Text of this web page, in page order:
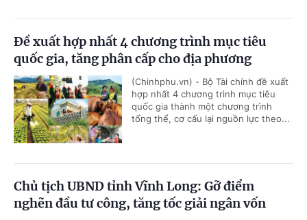
Đề xuất hợp nhất 4 chương trình mục tiêu
quốc gia, tăng phân cấp cho địa phương
(Chinhphu.vn) - Bộ Tài chính đề xuất
hợp nhất 4 chương trình mục tiêu
quốc gia thành một chương trình
tổng thể, cơ cấu lại nguồn lực theo...
Chủ tịch UBND tỉnh Vĩnh Long: Gỡ điểm
nghẽn đầu tư công, tăng tốc giải ngân vốn